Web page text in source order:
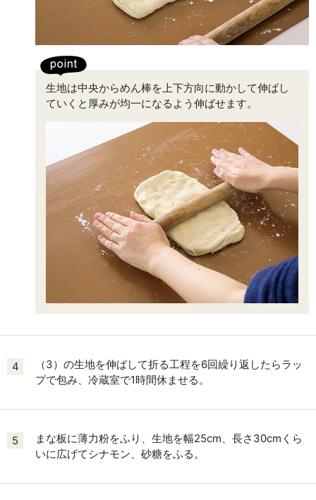
生地は中央からめん棒を上下方向に動かして伸ばし
ていくと厚みが均一になるよう伸ばせます。
4
（3）の生地を伸ばして折る工程を6回繰り返したらラッ
プで包み、冷蔵室で1時間休ませる。
5
まな板に薄力粉をふり、生地を幅25cm、長さ30cmくら
いに広げてシナモン、砂糖をふる。